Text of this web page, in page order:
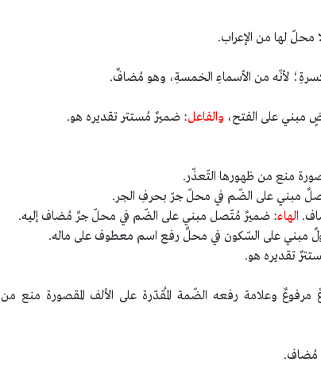
محلّ لها من الإعراب.
لأنّه من الأسماءِ الخمسةِ، وهو مُضافٌ.
مبني على الفتح، والفاعل: ضميرٌ مُستتر تقديره هو.
منع من ظهورها التّعذّر.
مبني على الضّم في محلّ جرّ بحرفِ الجر.
الهاء: ضميرٌ مُتّصل مبني على الضّم في محلّ جرِّ مُضاف إليه.
مبني على السّكون في محلِّ رفع اسم معطوف على ماله.
تقديره هو.
وعلامة رفعه الضّمة المُقدّرة على الألف المقصورة منع من
مُضاف.